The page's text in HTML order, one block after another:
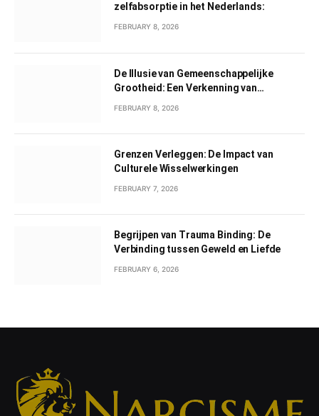
zelfabsorptie in het Nederlands:
FEBRUARY 8, 2026
De Illusie van Gemeenschappelijke
Grootheid: Een Verkenning van
FEBRUARY 8, 2026
Grenzen Verleggen: De Impact van
Culturele Wisselwerkingen
FEBRUARY 7, 2026
Begrijpen van Trauma Binding: De
Verbinding tussen Geweld en Liefde
FEBRUARY 6, 2026